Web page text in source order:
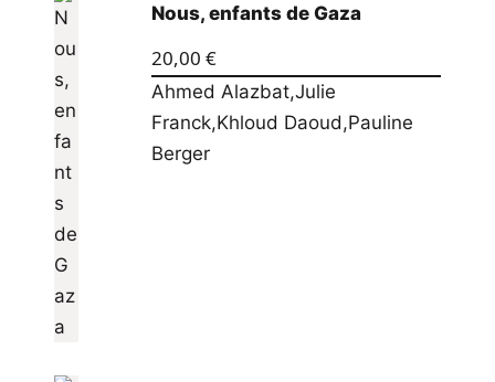
Nous, enfants de Gaza
20,00 €
Ahmed Alazbat,Julie
Franck,Khloud Daoud,Pauline
Berger